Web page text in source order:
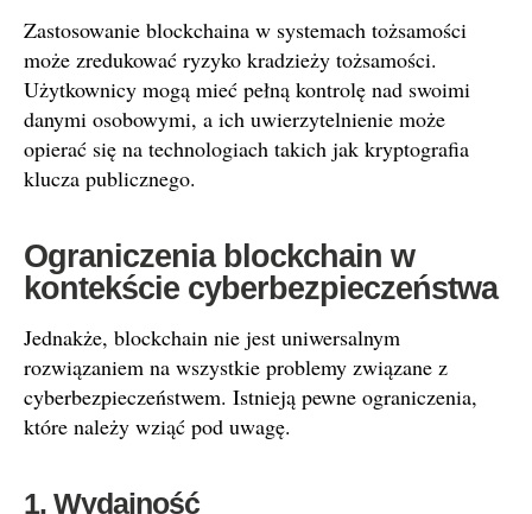
Zastosowanie blockchaina w systemach tożsamości
może zredukować ryzyko kradzieży tożsamości.
Użytkownicy mogą mieć pełną kontrolę nad swoimi
danymi osobowymi, a ich uwierzytelnienie może
opierać się na technologiach takich jak kryptografia
klucza publicznego.
Ograniczenia blockchain w
kontekście cyberbezpieczeństwa
Jednakże, blockchain nie jest uniwersalnym
rozwiązaniem na wszystkie problemy związane z
cyberbezpieczeństwem. Istnieją pewne ograniczenia,
które należy wziąć pod uwagę.
1. Wydajność